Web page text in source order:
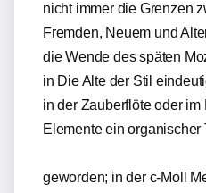
nicht immer die Grenzen
Fremden, Neuem und
die Wende des späten
in Die Alte der Stil
in der Zauberflöte oder
Elemente ein
geworden; in der c-Moll